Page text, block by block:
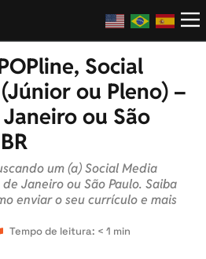
Social
ou Pleno) –
ou São
um (a) Social Media
Janeiro ou São Paulo. Saiba
enviar o seu currículo e mais
Tempo de leitura: < 1 min